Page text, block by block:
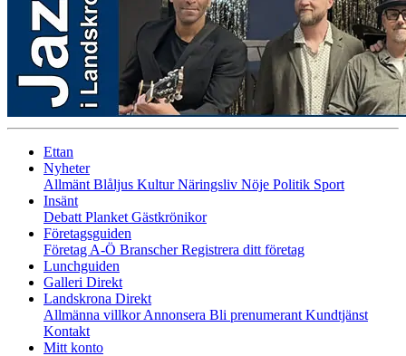
Ettan
Nyheter
Allmänt Blåljus KulturNäringsliv Nöje Politik Sport
Insänt
Debatt Planket Gästkrönikor
Företagsguiden
Företag A-Ö BranscherRegistrera ditt företag
Lunchguiden
Galleri Direkt
Landskrona Direkt
Allmänna villkorAnnonsera Bli prenumerant Kundtjänst
Kontakt
Mitt konto